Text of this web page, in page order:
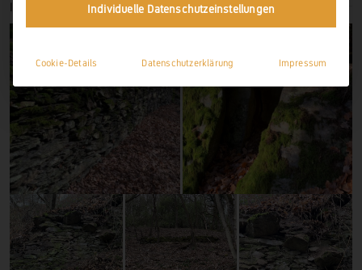
IMPRESSIONENIndividuelle Datenschutzeinstellungen
Cookie-Details Datenschutzerklärung Impressum